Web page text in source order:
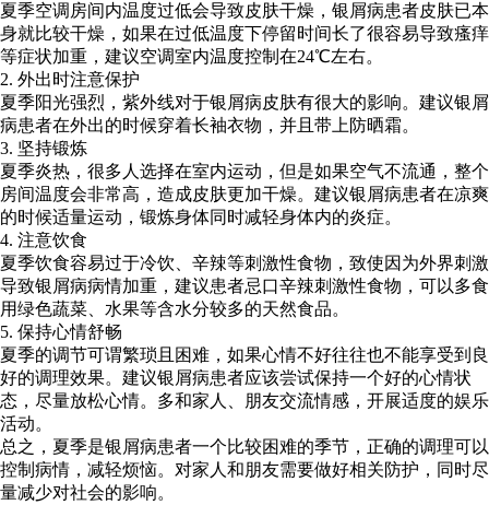
夏季空调房间内温度过低会导致皮肤干燥，银屑病患者皮肤已本
身就比较干燥，如果在过低温度下停留时间长了很容易导致瘙痒
等症状加重，建议空调室内温度控制在24℃左右。
2. 外出时注意保护
夏季阳光强烈，紫外线对于银屑病皮肤有很大的影响。建议银屑
病患者在外出的时候穿着长袖衣物，并且带上防晒霜。
3. 坚持锻炼
夏季炎热，很多人选择在室内运动，但是如果空气不流通，整个
房间温度会非常高，造成皮肤更加干燥。建议银屑病患者在凉爽
的时候适量运动，锻炼身体同时减轻身体内的炎症。
4. 注意饮食
夏季饮食容易过于冷饮、辛辣等刺激性食物，致使因为外界刺激
导致银屑病病情加重，建议患者忌口辛辣刺激性食物，可以多食
用绿色蔬菜、水果等含水分较多的天然食品。
5. 保持心情舒畅
夏季的调节可谓繁琐且困难，如果心情不好往往也不能享受到良
好的调理效果。建议银屑病患者应该尝试保持一个好的心情状
态，尽量放松心情。多和家人、朋友交流情感，开展适度的娱乐
活动。
总之，夏季是银屑病患者一个比较困难的季节，正确的调理可以
控制病情，减轻烦恼。对家人和朋友需要做好相关防护，同时尽
量减少对社会的影响。